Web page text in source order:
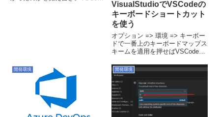
VisualStudioでVSCodeの
キーボードショートカット
を使う
オプション => 環境 => キーボー
ドで一番上のキーボードマップス
キームを適用を押せばVSCode風
す。差し当たって私はVSCodeの
Ctrl+DをVisualStudioでも使いた
かったので、こちらを変更しま...
開発環境 開発環境